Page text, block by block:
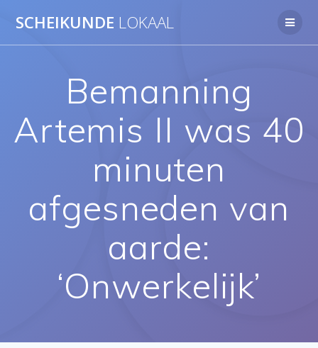
naar
SCHEIKUNDE LOKAAL
Bemanning
Artemis II was 40
minuten
afgesneden van
aarde:
‘Onwerkelijk’